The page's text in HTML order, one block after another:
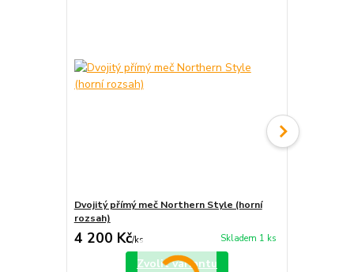
Dvojitý přímý meč Northern Style (horní
rozsah)
4 200 Kč/ks Skladem 1 ks
Zvolit variantu